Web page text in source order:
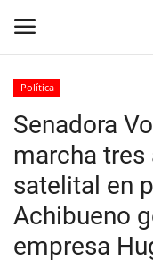
Inicio
Crónica
Policial
Tribunales
Política
Senadora
marcha
satelital en
Achibueno
empresa